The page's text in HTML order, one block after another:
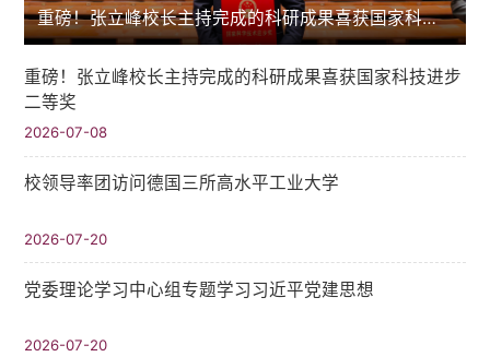
重磅！张立峰校长主持完成的科研成果喜获国家科技进步二等奖
重磅！张立峰校长主持完成的科研成果喜获国家科技进步
二等奖
2026-07-08
校领导率团访问德国三所高水平工业大学
2026-07-20
党委理论学习中心组专题学习习近平党建思想
2026-07-20